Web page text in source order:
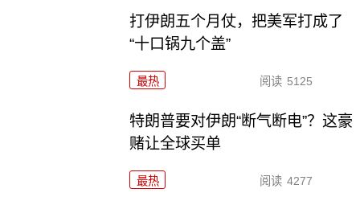
打伊朗五个月仗，把美军打成了
“十口锅九个盖”
最热 阅读 5125
特朗普要对伊朗“断气断电”？这豪
赌让全球买单
最热 阅读 4277